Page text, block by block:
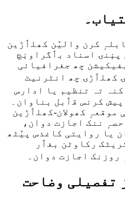
کرن والیٚن کھلٲڑین
پنٕنۍ اسناد بٲگراونٕچ
چھ جغرافیائی
کھلٲڑۍ چھ انٹرنیٹ
تہ تنظیم یا ادارس
کرنس قٲبل بناوان۔
موقعہٕ کھولان-کھلٲڑین
ننک اجازت دوان،
یا روایتی کاغذس پیٚٹھ
رکاوٹن بغٲر
اجازت دوان۔
تفصیلی وضاحت